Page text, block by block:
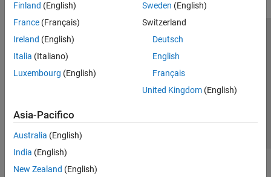
Finland (English)
France (Français)
Ireland (English)
Italia (Italiano)
Luxembourg (English)
Sweden (English)
Switzerland
Deutsch
English
Français
United Kingdom(English)
Asia-Pacifico
Australia (English)
India (English)
New Zealand (English)
Centro di fiducia
Informativa sulla privacy
Antipirateria
Stato dell'applicazione
Contatti
© 1994-2026 The MathWorks, Inc.